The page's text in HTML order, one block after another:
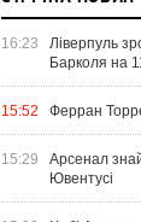
16:23
Ліверпуль
Барколя на
15:52 Ферран
15:29
Арсенал
Ювентусі